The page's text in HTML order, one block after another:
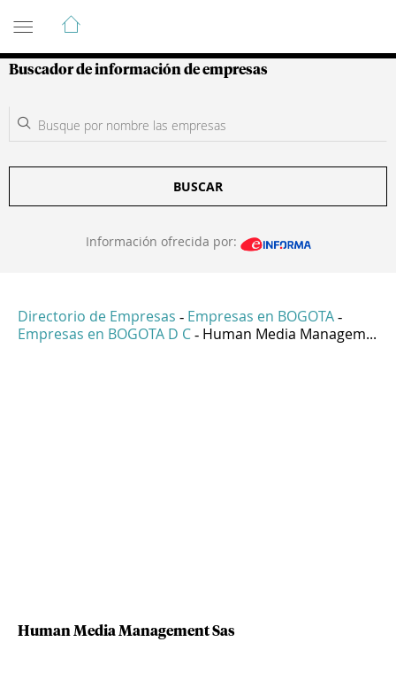
Guía de Empresas Colombianas
Buscador de información de empresas
BUSCAR
Información ofrecida por:
Directorio de Empresas - Empresas en BOGOTA -
Empresas en BOGOTA D C - Human Media Managem...
Human Media Management Sas